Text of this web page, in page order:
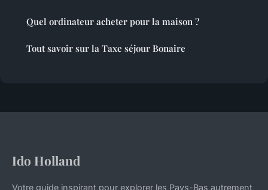
Quel ordinateur acheter pour la maison ?
Tout savoir sur la Taxe séjour Bonaire
Ido Holland
Votre guide inspirant pour explorer les Pays-Bas autrement